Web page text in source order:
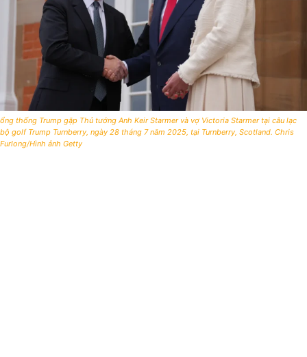
ổng thống Trump gặp Thủ tướng Anh Keir Starmer và vợ Victoria Starmer tại câu lạc
bộ golf Trump Turnberry, ngày 28 tháng 7 năm 2025, tại Turnberry, Scotland. Chris
Furlong/Hình ảnh Getty